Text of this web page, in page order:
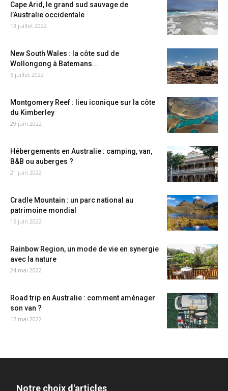
Cape Arid, le grand sud sauvage de
l’Australie occidentale
13 juillet 2022
New South Wales : la côte sud de
Wollongong à Batemans...
6 juillet 2022
Montgomery Reef : lieu iconique sur la côte
du Kimberley
29 juin 2022
Hébergements en Australie : camping, van,
B&B ou auberges ?
21 juin 2022
Cradle Mountain : un parc national au
patrimoine mondial
16 juin 2022
Rainbow Region, un mode de vie en synergie
avec la nature
24 mai 2022
Road trip en Australie : comment aménager
son van ?
17 mai 2022
Notre choix d'articles